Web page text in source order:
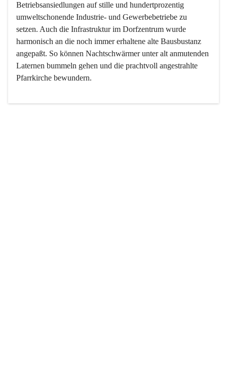
Betriebsansiedlungen auf stille und hundertprozentig
umweltschonende Industrie- und Gewerbebetriebe zu
setzen. Auch die Infrastruktur im Dorfzentrum wurde
harmonisch an die noch immer erhaltene alte Bausbustanz
angepaßt. So können Nachtschwärmer unter alt anmutenden
Laternen bummeln gehen und die prachtvoll angestrahlte
Pfarrkirche bewundern.
Der Weinbau dominert heute nicht mehr, ist aber integrativer